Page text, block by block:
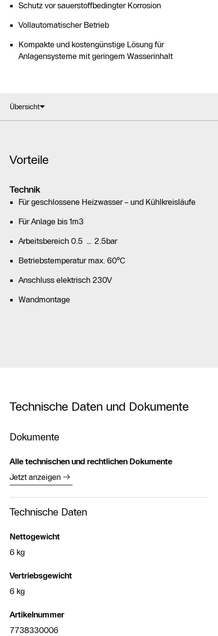
Schutz vor sauerstoffbedingter Korrosion
Vollautomatischer Betrieb
Kompakte und kostengünstige Lösung für
Anlagensysteme mit geringem Wasserinhalt
Übersicht
Vorteile
Technik
Für geschlossene Heizwasser – und Kühlkreisläufe
Für Anlage bis 1m3
Arbeitsbereich 0.5 … 2.5bar
Betriebstemperatur max. 60°C
Anschluss elektrisch 230V
Wandmontage
Technische Daten und Dokumente
Dokumente
Alle technischen und rechtlichen Dokumente
Jetzt anzeigen
Technische Daten
Nettogewicht
6 kg
Vertriebsgewicht
6 kg
Artikelnummer
7738330006